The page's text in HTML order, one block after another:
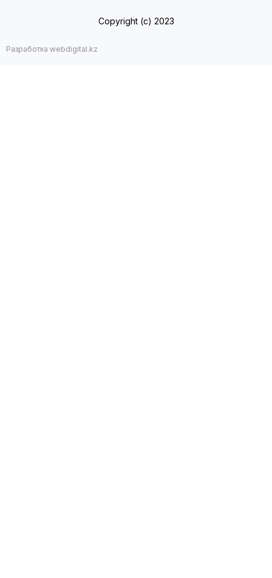
Copyright (с) 2023
Разработка webdigital.kz